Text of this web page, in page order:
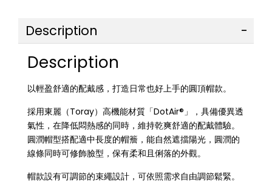
Description
Description
以輕盈舒適的配戴感，打造日常也好上手的圓頂帽款。
採用東麗（Toray）高機能材質「DotAir®」，具備優異透
氣性，在降低悶熱感的同時，維持乾爽舒適的配戴體驗。
圓潤帽型搭配適中長度的帽簷，能自然遮擋陽光，圓潤的
線條同時可修飾臉型，保有柔和且俐落的外觀。
帽款設有可調節的束繩設計，可依照需求自由調節鬆緊。